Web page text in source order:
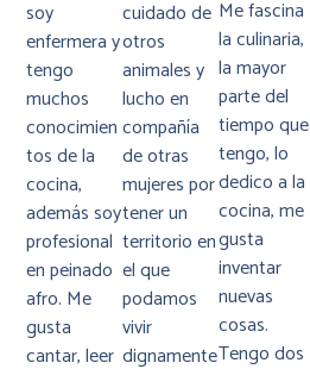
soy
enfermera y
tengo
muchos
conocimien
tos de la
cocina,
además soy
profesional
en peinado
afro. Me
gusta
cantar, leer
cuidado de
otros
animales y
lucho en
compañía
de otras
mujeres por
tener un
territorio en
el que
podamos
vivir
dignamente
Me fascina
la culinaria,
la mayor
parte del
tiempo que
tengo, lo
dedico a la
cocina, me
gusta
inventar
nuevas
cosas.
Tengo dos